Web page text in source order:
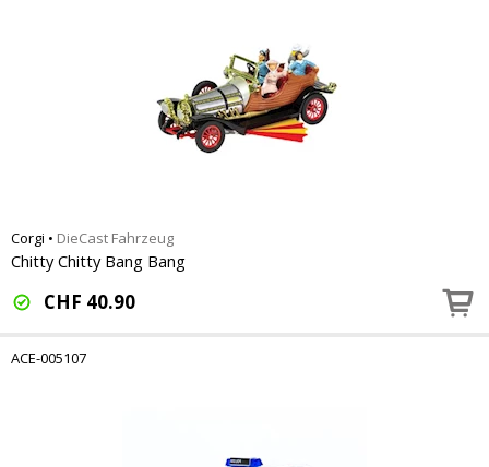
Corgi • DieCast Fahrzeug
Chitty Chitty Bang Bang
CHF 40.90
ACE-005107